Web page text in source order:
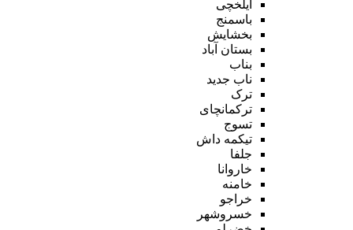
ایلخچی
باسمنج
بخشایش
بستان آباد
بناب
ناب جدید
ترک
ترکمانچای
تسوج
تیکمه داش
جلفا
خاروانا
خامنه
خراجو
خسروشهر